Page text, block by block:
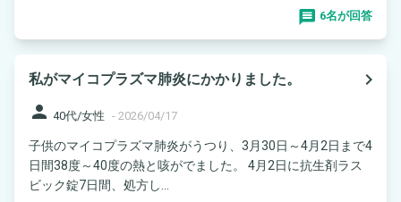
6名が回答
私がマイコプラズマ肺炎にかかりました。
navigate_next
person 40代/女性 - 2026/04/17
子供のマイコプラズマ肺炎がうつり、3月30日～4月2日まで4
日間38度～40度の熱と咳がでました。 4月2日に抗生剤ラス
ビック錠7日間、処方し...